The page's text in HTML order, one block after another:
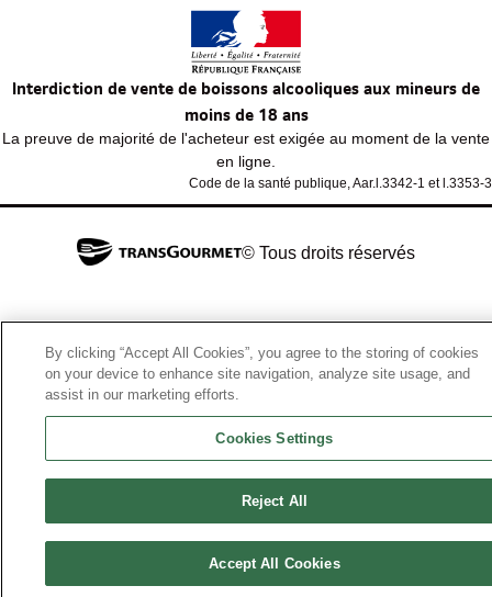
Interdiction de vente de boissons alcooliques aux mineurs de
moins de 18 ans
La preuve de majorité de l'acheteur est exigée au moment de la vente
en ligne.
Code de la santé publique, Aar.l.3342-1 et l.3353-3
© Tous droits réservés
By clicking “Accept All Cookies”, you agree to the storing of cookies
on your device to enhance site navigation, analyze site usage, and
assist in our marketing efforts.
Cookies Settings
Reject All
Accept All Cookies